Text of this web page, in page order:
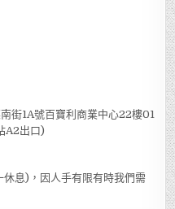
街1A號百寶利商業中心22樓01
A2出口)
息)，因人手有限有時我們需